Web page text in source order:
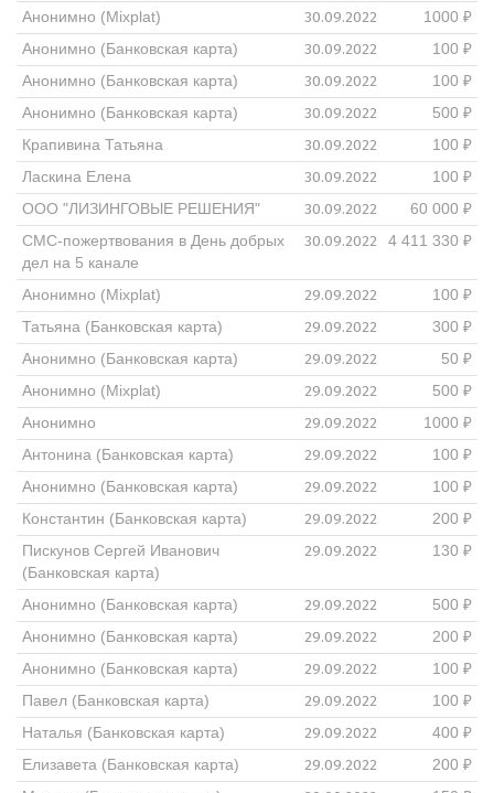
Анонимно (Mixplat)
30.09.2022
1000 ₽
Анонимно (Банковская карта)
30.09.2022
100 ₽
Анонимно (Банковская карта)
30.09.2022
100 ₽
Анонимно (Банковская карта)
30.09.2022
500 ₽
Крапивина Татьяна
30.09.2022
100 ₽
Ласкина Елена
30.09.2022
100 ₽
ООО "ЛИЗИНГОВЫЕ РЕШЕНИЯ"
30.09.2022
60 000 ₽
СМС-пожертвования в День добрых
дел на 5 канале
30.09.2022 4 411 330 ₽
Анонимно (Mixplat) 29.09.2022
100 ₽
Татьяна (Банковская карта)
29.09.2022
300 ₽
Анонимно (Банковская карта)
29.09.2022
50 ₽
Анонимно (Mixplat)
29.09.2022
500 ₽
Анонимно
29.09.2022
1000 ₽
Антонина (Банковская карта)
29.09.2022
100 ₽
Анонимно (Банковская карта)
29.09.2022
100 ₽
Константин (Банковская карта)
29.09.2022
200 ₽
Пискунов Сергей Иванович
(Банковская карта)
29.09.2022 130 ₽
Анонимно (Банковская карта) 29.09.2022
500 ₽
Анонимно (Банковская карта)
29.09.2022
200 ₽
Анонимно (Банковская карта)
29.09.2022
100 ₽
Павел (Банковская карта)
29.09.2022
100 ₽
Наталья (Банковская карта)
29.09.2022
400 ₽
Елизавета (Банковская карта)
29.09.2022
200 ₽